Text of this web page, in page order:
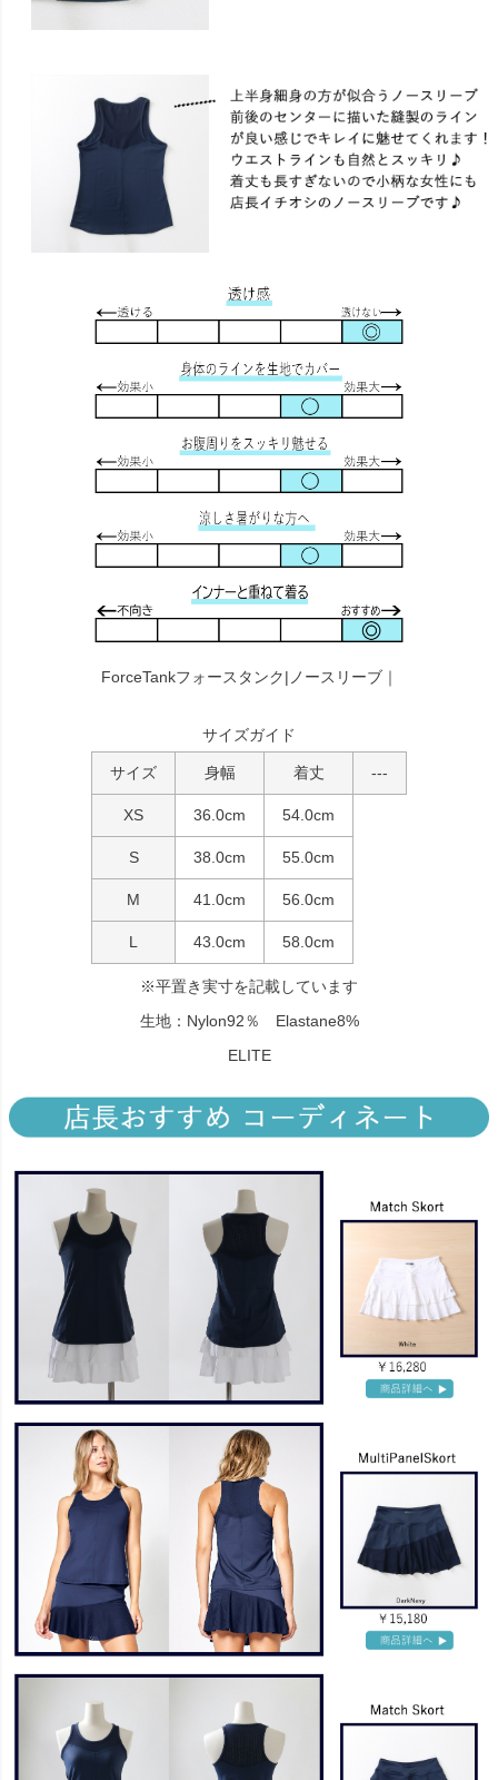
ForceTankフォースタンク|ノースリーブ｜
サイズガイド
サイズ 身幅 着丈 ---
XS 36.0cm 54.0cm
S 38.0cm 55.0cm
M 41.0cm 56.0cm
L 43.0cm 58.0cm
※平置き実寸を記載しています
生地：Nylon92％ Elastane8%
ELITE